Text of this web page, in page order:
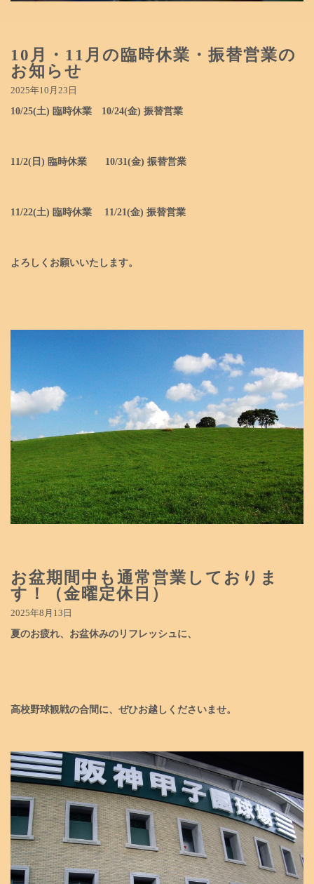
10月・11月の臨時休業・振替営業の
お知らせ
2025年10月23日
10/25(土) 臨時休業 10/24(金) 振替営業
11/2(日) 臨時休業 10/31(金) 振替営業
11/22(土) 臨時休業 11/21(金) 振替営業
よろしくお願いいたします。
お盆期間中も通常営業しておりま
す！（金曜定休日）
2025年8月13日
夏のお疲れ、お盆休みのリフレッシュに、
高校野球観戦の合間に、ぜひお越しくださいませ。